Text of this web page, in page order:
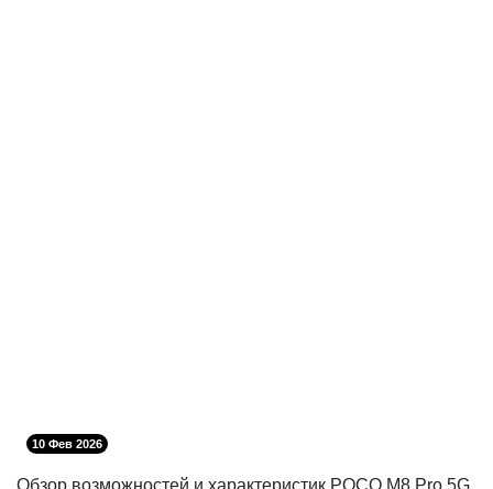
10 Фев 2026
Обзор возможностей и характеристик POCO M8 Pro 5G